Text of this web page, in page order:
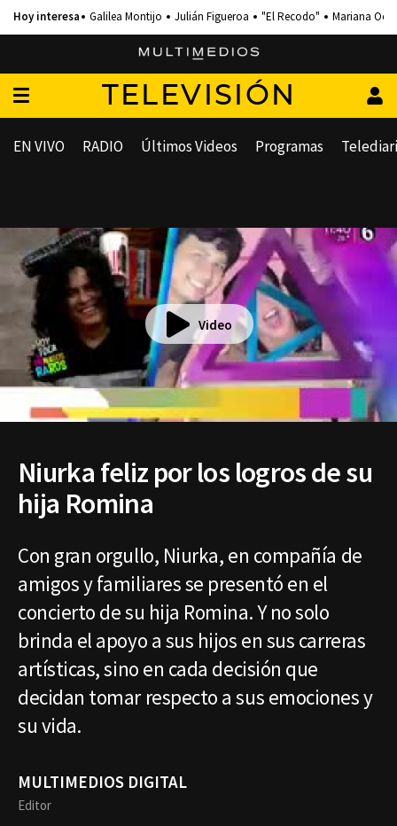
Galilea Montijo Julián Figueroa "El Recodo" Mariana
TELEVISIÓN
EN VIVO RADIO Últimos Videos Programas
Video
Niurka feliz por los logros de su
hija Romina
Con gran orgullo, Niurka, en compañía de
amigos y familiares se presentó en el
concierto de su hija Romina. Y no solo
brinda el apoyo a sus hijos en sus carreras
artísticas, sino en cada decisión que
decidan tomar respecto a sus emociones y
su vida.
MULTIMEDIOS DIGITAL
Editor